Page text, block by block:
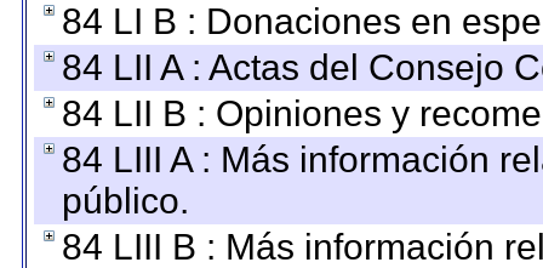
84 LI B : Donaciones en
84 LII A : Actas del Consejo
84 LII B : Opiniones y
84 LIII A : Más información
público.
84 LIII B : Más información